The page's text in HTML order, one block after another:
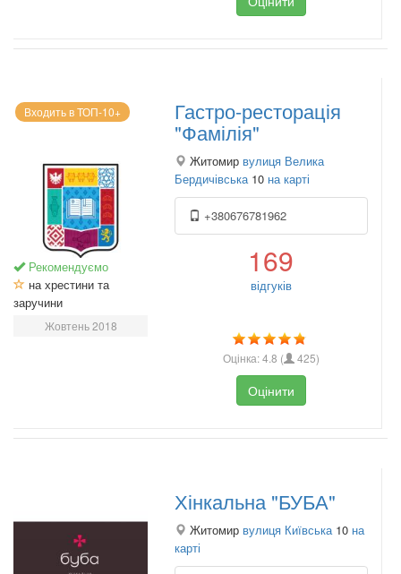
Входить в ТОП-10+
Рекомендуємо
на хрестини та
заручини
Жовтень 2018
Гастро-ресторація
"Фамілія"
Житомир вулиця Велика
Бердичівська10 на карті
+380676781962
169
відгуків
Оцінка:4.8 ( 425)
Оцінити
Хінкальна "БУБА"
Житомир вулиця Київська 10 на
карті